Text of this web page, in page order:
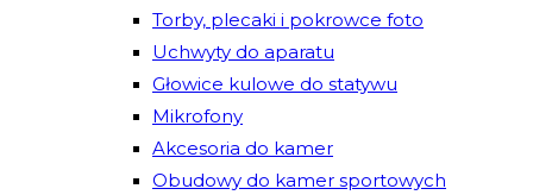
Torby, plecaki i pokrowce foto
Uchwyty do aparatu
Głowice kulowe do statywu
Mikrofony
Akcesoria do kamer
Obudowy do kamer sportowych